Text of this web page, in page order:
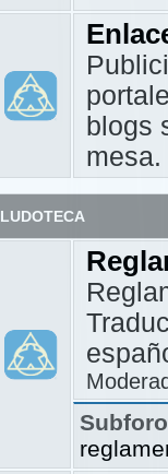
blogs
mesa.
LUDOTECA